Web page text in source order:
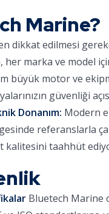
Marine?
dikkat edilmesi
marka ve model
büyük motor ve
güvenliği
Donanım: Modern
referanslarla
kalitesini taahhüt
Bluetech Marine